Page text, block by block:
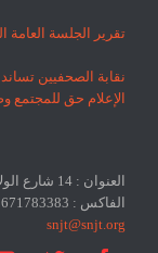
تقرير الجلسة العامة العادية
نقابة الصحفيين
الإعلام حق للمجتمع
الفاكس : 0021671783383 الهاتف :0021671783395 البريد الإلكتروني :
snjt@snjt.org